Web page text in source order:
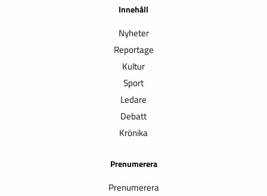
Innehåll
Nyheter
Reportage
Kultur
Sport
Ledare
Debatt
Krönika
Prenumerera
Prenumerera